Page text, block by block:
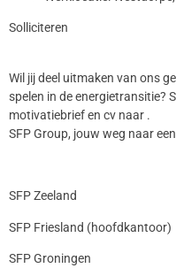
Solliciteren
Wil jij deel uitmaken van ons
spelen in de energietransitie?
motivatiebrief en cv naar .
SFP Group, jouw weg naar
SFP Zeeland
SFP Friesland (hoofdkantoor)
SFP Groningen